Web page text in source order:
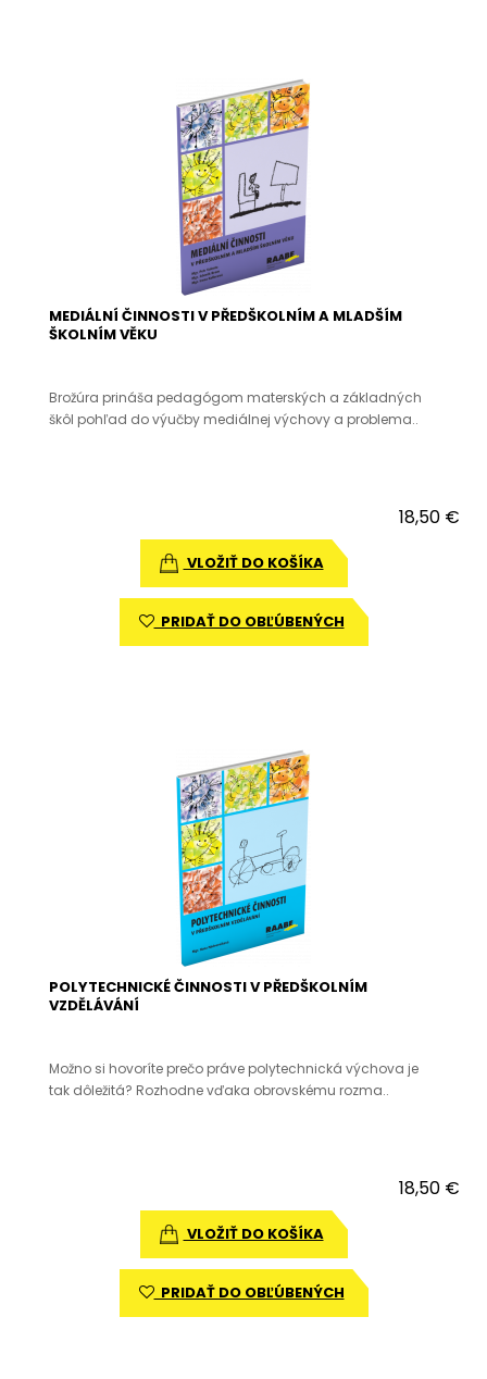
MEDIÁLNÍ ČINNOSTI V PŘEDŠKOLNÍM A MLADŠÍM
ŠKOLNÍM VĚKU
Brožúra prináša pedagógom materských a základných
škôl pohľad do výučby mediálnej výchovy a problema..
18,50 €
VLOŽIŤ DO KOŠÍKA
PRIDAŤ DO OBĽÚBENÝCH
POLYTECHNICKÉ ČINNOSTI V PŘEDŠKOLNÍM
VZDĚLÁVÁNÍ
Možno si hovoríte prečo práve polytechnická výchova je
tak dôležitá? Rozhodne vďaka obrovskému rozma..
18,50 €
VLOŽIŤ DO KOŠÍKA
PRIDAŤ DO OBĽÚBENÝCH